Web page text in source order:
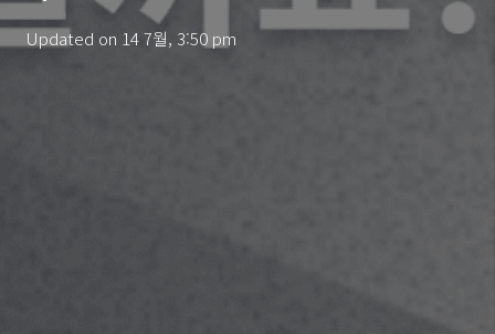
Updated on 14 7월, 3:50 pm